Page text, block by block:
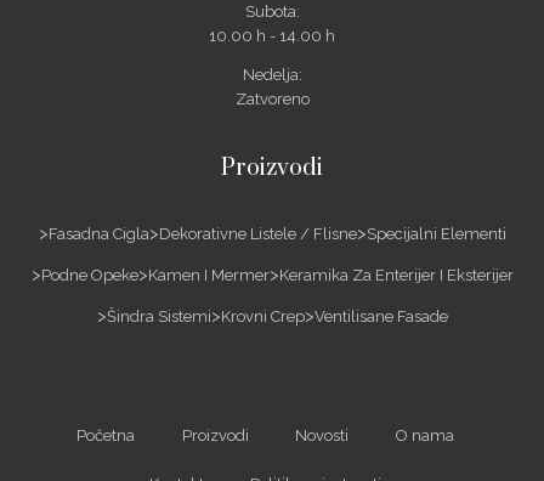
Subota:
10.00 h - 14.00 h
Nedelja:
Zatvoreno
Proizvodi
Fasadna Cigla Dekorativne Listele / Flisne Specijalni Elementi
Podne Opeke Kamen I Mermer Keramika Za Enterijer I Eksterijer
Šindra Sistemi Krovni Crep Ventilisane Fasade
Početna Proizvodi Novosti O nama